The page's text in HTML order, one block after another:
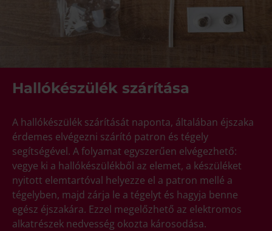
Hallókészülék szárítása
A hallókészülék szárítását naponta, általában éjszaka
érdemes elvégezni szárító patron és tégely
segítségével. A folyamat egyszerűen elvégezhető:
vegye ki a hallókészülékből az elemet, a készüléket
nyitott elemtartóval helyezze el a patron mellé a
tégelyben, majd zárja le a tégelyt és hagyja benne
egész éjszakára. Ezzel megelőzhető az elektromos
alkatrészek nedvesség okozta károsodása.